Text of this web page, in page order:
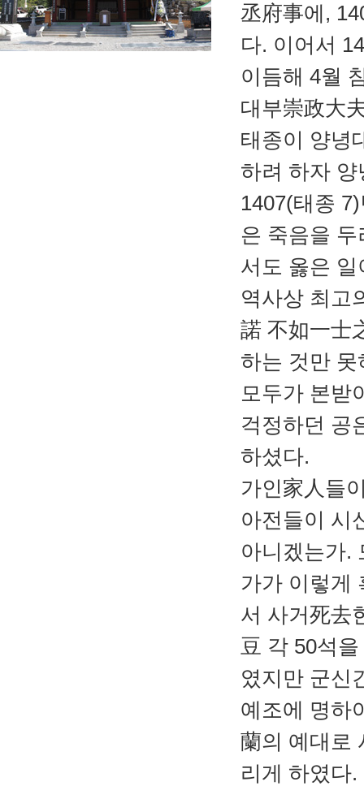
丞府事에,
다. 이어서
이듬해 4월
대부崇政大
태종이 양녕
하려 하자
1407(태종
은 죽음을
서도 옳은
역사상 최고
諾 不如一士
하는 것만
모두가 본받
걱정하던 공
하셨다.
가인家人들
아전들이 시
아니겠는가.
가가 이렇게
서 사거死去
豆 각 50석
였지만 군신
예조에 명하
蘭의 예대로
리게 하였다